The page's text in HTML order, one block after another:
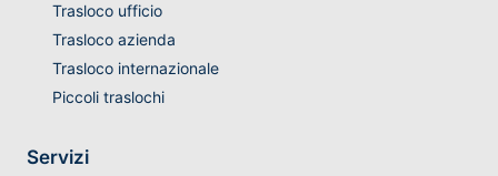
Trasloco ufficio
Trasloco azienda
Trasloco internazionale
Piccoli traslochi
Servizi